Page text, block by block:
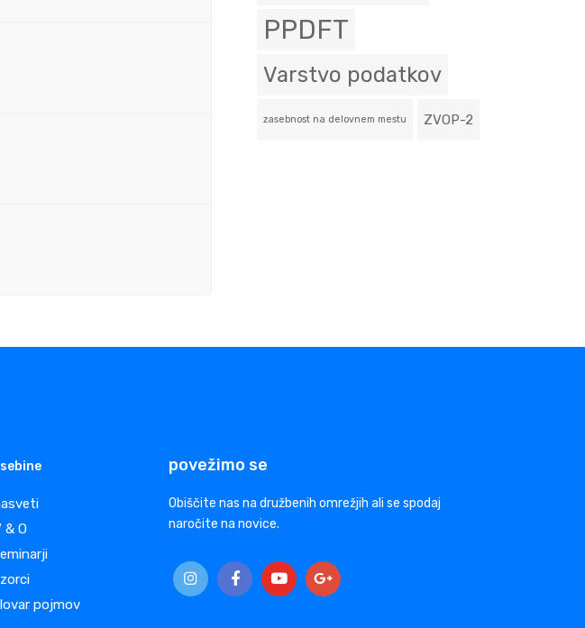
PPDFT
Varstvo podatkov
zasebnost na delovnem mestu ZVOP-2
& O
pojmov
povežimo se
Obiščite nas na družbenih omrežjih ali se spodaj
naročite na novice.